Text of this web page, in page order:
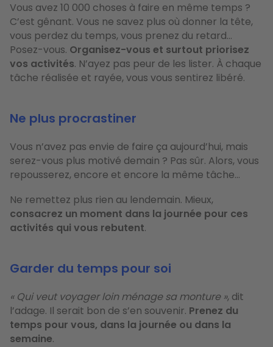
Vous avez 10 000 choses à faire en même temps ?
C’est gênant. Vous ne savez plus où donner la tête,
vous perdez du temps, vous prenez du retard…
Posez-vous. Organisez-vous et surtout priorisez
vos activités. N’ayez pas peur de les lister. À chaque
tâche réalisée et rayée, vous vous sentirez libéré.
Ne plus procrastiner
Vous n’avez pas envie de faire ça aujourd’hui, mais
serez-vous plus motivé demain ? Pas sûr. Alors, vous
repousserez, encore et encore la même tâche…
Ne remettez plus rien au lendemain. Mieux,
consacrez un moment dans la journée pour ces
activités qui vous rebutent.
Garder du temps pour soi
« Qui veut voyager loin ménage sa monture », dit
l’adage. Il serait bon de s’en souvenir. Prenez du
temps pour vous, dans la journée ou dans la
semaine.